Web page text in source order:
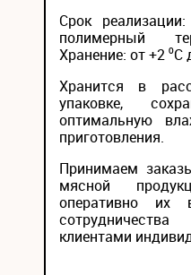
Срок
полимерный
Хранение: от +2 ⁰С
Хранится в
упаковке,
оптимальную
приготовления.
Принимаем
мясной
оперативно их
клиентами